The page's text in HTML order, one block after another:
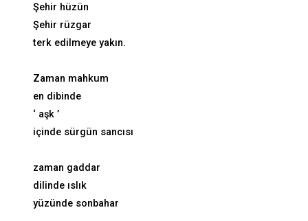
Şehir hüzün
Şehir rüzgar
terk edilmeye yakın.
Zaman mahkum
en dibinde
‘ aşk ’
içinde sürgün sancısı
zaman gaddar
dilinde ıslık
yüzünde sonbahar